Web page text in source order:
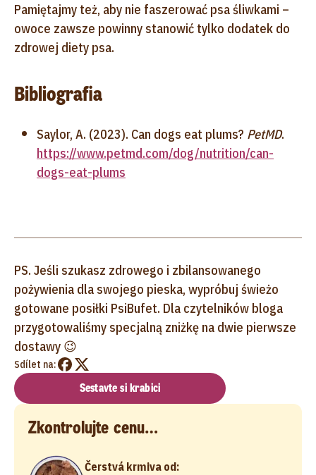
Pamiętajmy też, aby nie faszerować psa śliwkami –
owoce zawsze powinny stanowić tylko dodatek do
zdrowej diety psa.
Bibliografia
Saylor, A. (2023). Can dogs eat plums? PetMD.
https://www.petmd.com/dog/nutrition/can-
dogs-eat-plums
PS. Jeśli szukasz zdrowego i zbilansowanego
pożywienia dla swojego pieska, wypróbuj świeżo
gotowane posiłki PsiBufet. Dla czytelników bloga
przygotowaliśmy specjalną zniżkę na dwie pierwsze
dostawy 😉
Sdílet na:
Sestavte si krabici
Zkontrolujte cenu…
Čerstvá krmiva od: